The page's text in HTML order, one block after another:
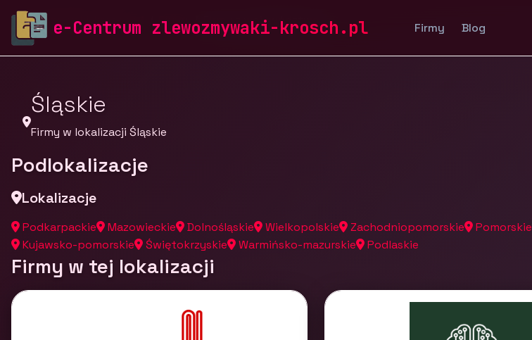
e-Centrum zlewozmywaki-krosch.pl Firmy Blog
zlewozmywaki-krosch.pl Firmy Firmy z województwa
Śląskie
Firmy w lokalizacji Śląskie
Podlokalizacje
Lokalizacje
Podkarpackie Mazowieckie Dolnośląskie Wielkopolskie Zachodniopomorskie Pomorskie
Kujawsko-pomorskie
Świętokrzyskie Warmińsko-mazurskie Podlaskie
Firmy w tej lokalizacji